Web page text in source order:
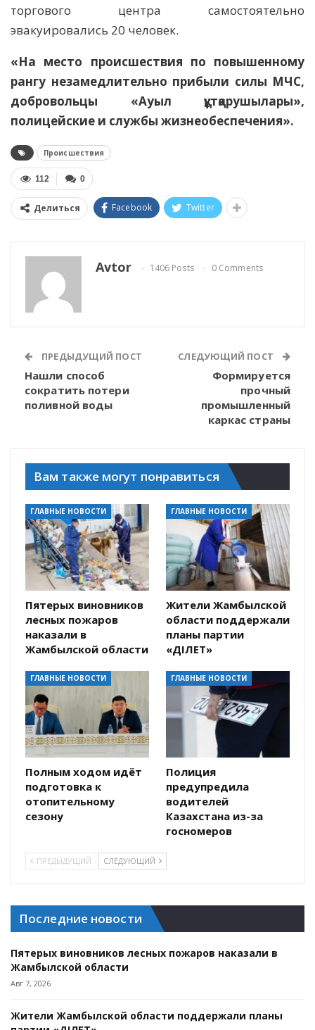
торгового центра самостоятельно
эвакуировались 20 человек.
«На место происшествия по повышенному
рангу незамедлительно прибыли силы МЧС,
добровольцы «Ауыл құтқарушылары»,
полицейские и службы жизнеобеспечения».
Происшествия
0
112
Делиться Facebook Twitter
Avtor 1406 Posts 0 Comments
ПРЕДЫДУЩИЙ ПОСТ
Нашли способ
сократить потери
поливной воды
СЛЕДУЮЩИЙ ПОСТ
Формируется
прочный
промышленный
каркас страны
Вам также могут понравиться
ГЛАВНЫЕ НОВОСТИ
Пятерых виновников
лесных пожаров
наказали в
Жамбылской области
ГЛАВНЫЕ НОВОСТИ
Жители Жамбылской
области поддержали
планы партии
«ӘДІЛЕТ»
ГЛАВНЫЕ НОВОСТИ
Полным ходом идёт
подготовка к
отопительному
сезону
ГЛАВНЫЕ НОВОСТИ
Полиция
предупредила
водителей
Казахстана из-за
госномеров
ПРЕДЫДУЩИЙ СЛЕДУЮЩИЙ
Последние новости
Пятерых виновников лесных пожаров наказали в
Жамбылской области
Авг 7, 2026
Жители Жамбылской области поддержали планы